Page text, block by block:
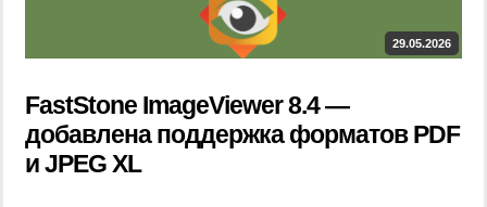
29.05.2026
FastStone ImageViewer 8.4 —
добавлена поддержка форматов PDF
и JPEG XL